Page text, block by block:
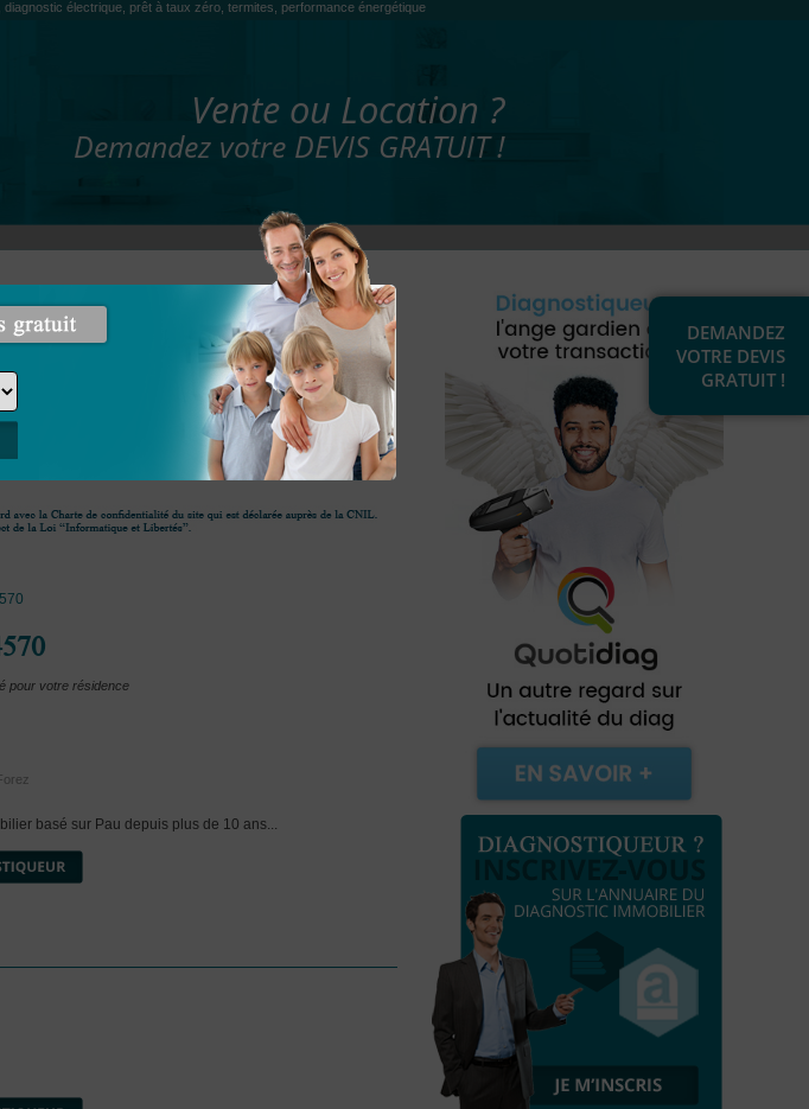
électrique, prêt à taux zéro, termites, performance énergétique
Vente ou Location ?
Demandez votre DEVIS GRATUIT !
pour votre résidence
basé sur Pau depuis plus de 10 ans...
DEMANDEZ
VOTRE DEVIS
GRATUIT !